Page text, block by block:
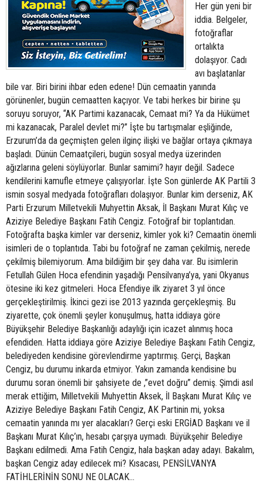
Her gün yeni bir
iddia. Belgeler,
fotoğraflar
ortalıkta
dolaşıyor. Cadı
avı başlatanlar
bile var. Biri birini ihbar eden edene! Dün cemaatin yanında
görünenler, bugün cemaatten kaçıyor. Ve tabi herkes bir birine şu
soruyu soruyor, “AK Partimi kazanacak, Cemaat mi? Ya da Hükümet
mi kazanacak, Paralel devlet mi?” İşte bu tartışmalar eşliğinde,
Erzurum’da da geçmişten gelen ilginç ilişki ve bağlar ortaya çıkmaya
başladı. Dünün Cemaatçileri, bugün sosyal medya üzerinden
ağızlarına geleni söylüyorlar. Bunlar samimi? hayır değil. Sadece
kendilerini kamufle etmeye çalışıyorlar. İşte Son günlerde AK Partili 3
ismin sosyal medyada fotoğrafları dolaşıyor. Bunlar kim derseniz, AK
Parti Erzurum Milletvekili Muhyettin Aksak, İl Başkanı Murat Kılıç ve
Aziziye Belediye Başkanı Fatih Cengiz. Fotoğraf bir toplantıdan.
Fotoğrafta başka kimler var derseniz, kimler yok ki? Cemaatin önemli
isimleri de o toplantıda. Tabi bu fotoğraf ne zaman çekilmiş, nerede
çekilmiş bilemiyorum. Ama bildiğim bir şey daha var. Bu isimlerin
Fetullah Gülen Hoca efendinin yaşadığı Pensilvanya’ya, yani Okyanus
ötesine iki kez gitmeleri. Hoca Efendiye ilk ziyaret 3 yıl önce
gerçekleştirilmiş. İkinci gezi ise 2013 yazında gerçekleşmiş. Bu
ziyarette, çok önemli şeyler konuşulmuş, hatta iddiaya göre
Büyükşehir Belediye Başkanlığı adaylığı için icazet alınmış hoca
efendiden. Hatta iddiaya göre Aziziye Belediye Başkanı Fatih Cengiz,
belediyeden kendisine görevlendirme yaptırmış. Gerçi, Başkan
Cengiz, bu durumu inkarda etmiyor. Yakın zamanda kendisine bu
durumu soran önemli bir şahsiyete de ,”evet doğru” demiş. Şimdi asıl
merak ettiğim, Milletvekili Muhyettin Aksek, İl Başkanı Murat Kılıç ve
Aziziye Belediye Başkanı Fatih Cengiz, AK Partinin mi, yoksa
cemaatin yanında mı yer alacakları? Gerçi eski ERGİAD Başkanı ve il
Başkanı Murat Kılıç’ın, hesabı çarşıya uymadı. Büyükşehir Belediye
Başkanı edilmedi. Ama Fatih Cengiz, hala başkan aday adayı. Bakalım,
başkan Cengiz aday edilecek mi? Kısacası, PENSİLVANYA
FATİHLERİNİN SONU NE OLACAK…